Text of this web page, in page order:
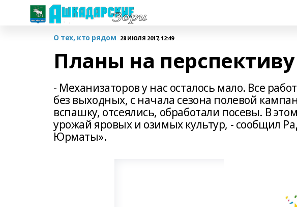
О тех, кто рядом 28 ИЮЛЯ 2017, 12:49
Планы на перспективу
- Механизаторов у нас осталось мало. Все
без выходных, с начала сезона полевой
вспашку, отсеялись, обработали посевы. В
урожай яровых и озимых культур, - сообщил
Юрматы».